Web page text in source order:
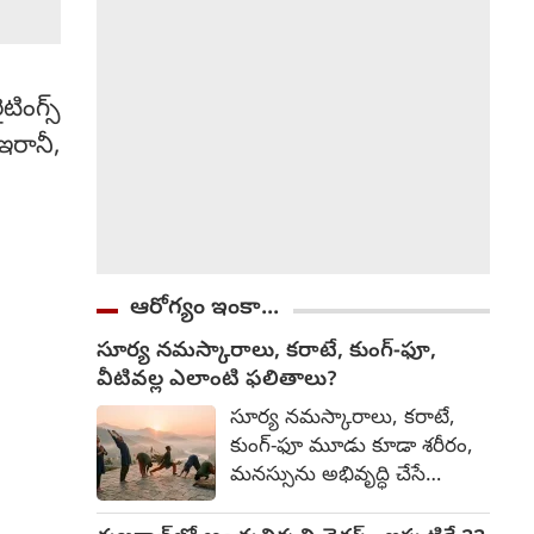
ఆరోగ్యం ఇంకా...
సూర్య నమస్కారాలు, కరాటే, కుంగ్-ఫూ,
వీటివల్ల ఎలాంటి ఫలితాలు?
సూర్య నమస్కారాలు, కరాటే,
కుంగ్-ఫూ మూడు కూడా శరీరం,
మనస్సును అభివృద్ధి చేసే